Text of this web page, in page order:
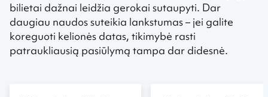
bilietai dažnai leidžia gerokai sutaupyti. Dar
daugiau naudos suteikia lankstumas – jei galite
koreguoti kelionės datas, tikimybė rasti
patraukliausią pasiūlymą tampa dar didesnė.